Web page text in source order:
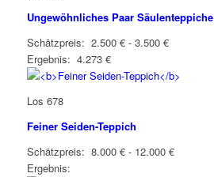
Ungewöhnliches Paar Säulenteppiche
Schätzpreis: 2.500 € - 3.500 €
Ergebnis: 4.273 €
Los 678
Feiner Seiden-Teppich
Schätzpreis: 8.000 € - 12.000 €
Ergebnis: